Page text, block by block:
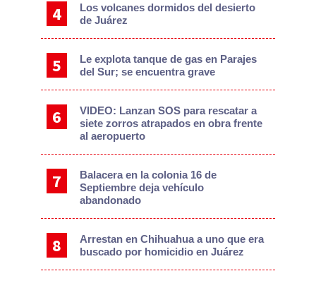
Los volcanes dormidos del desierto
de Juárez
Le explota tanque de gas en Parajes
del Sur; se encuentra grave
VIDEO: Lanzan SOS para rescatar a
siete zorros atrapados en obra frente
al aeropuerto
Balacera en la colonia 16 de
Septiembre deja vehículo
abandonado
Arrestan en Chihuahua a uno que era
buscado por homicidio en Juárez